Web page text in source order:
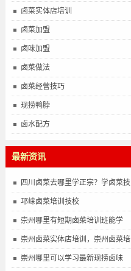
卤菜实体店培训
卤菜加盟
卤味加盟
卤菜做法
卤菜经营技巧
现捞鸭脖
卤水配方
最新资讯
四川卤菜去哪里学正宗？学卤菜技
邛崃卤菜培训技校
崇州哪里有短期卤菜培训班能学
崇州卤菜实体店培训，崇州卤菜培
崇州哪里可以学习最新现捞卤味